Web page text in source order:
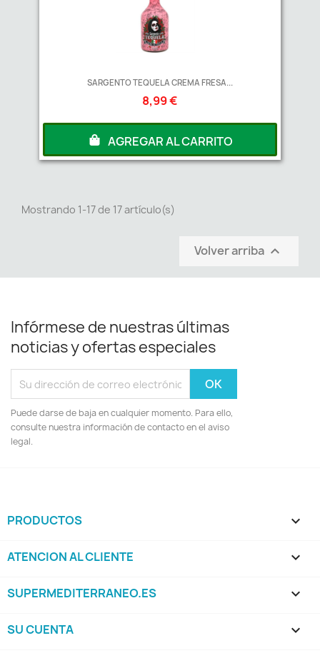
SARGENTO TEQUELA CREMA FRESA...
8,99 €
AGREGAR AL CARRITO
Mostrando 1-17 de 17 artículo(s)
Volver arriba 
Infórmese de nuestras últimas
noticias y ofertas especiales
Puede darse de baja en cualquier momento. Para ello,
consulte nuestra información de contacto en el aviso
legal.
PRODUCTOS 
ATENCION AL CLIENTE 
SUPERMEDITERRANEO.ES 
SU CUENTA 